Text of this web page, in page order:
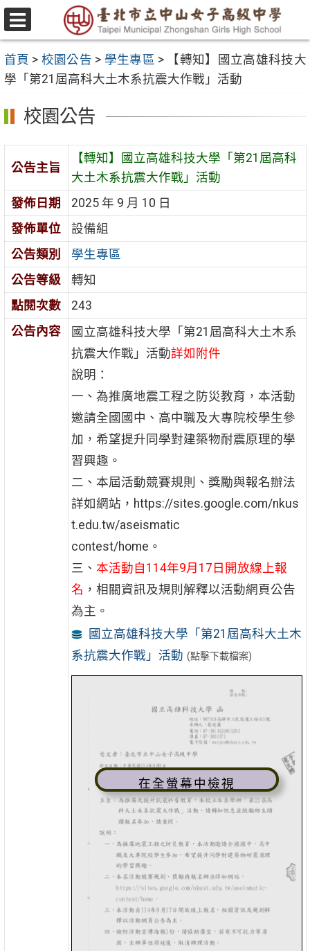
跳
至
要
內
容
區
選
單
首頁 > 校園公告 > 學生專區 >
【轉知】國立高雄科技大
學「第21屆高科大土木系抗震大作戰」活動
校園公告
公告主旨
【轉知】國立高雄科技大學「第21屆高科
大土木系抗震大作戰」活動
發佈日期
2025 年 9 月 10 日
發佈單位
設備組
公告類別
學生專區
公告等級
轉知
點閱次數
243
公告內容
國立高雄科技大學「第21屆高科大土木系
抗震大作戰」活動詳如附件
說明：
一、為推廣地震工程之防災教育，本活動
邀請全國國中、高中職及大專院校學生參
加，希望提升同學對建築物耐震原理的學
習興趣。
二、本屆活動競賽規則、獎勵與報名辦法
詳如網站，https://sites.google.com/nkus
t.edu.tw/aseismatic
contest/home。
三、 本活動自114年9月17日開放線上報
名 ，相關資訊及規則解釋以活動網頁公告
為主。
國立高雄科技大學「第21屆高科大土木
系抗震大作戰」活動 (點擊下載檔案)
在全螢幕中檢視